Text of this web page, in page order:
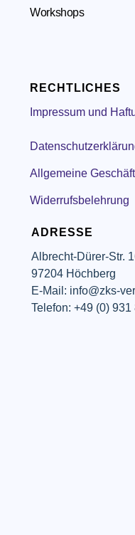
ADRESSE
Albrecht-Dürer-Str.
97204 Höchberg
E-Mail: info@zks-
Telefon: +49 (0)
RECHTLICHES
Impressum und
Allgemeine
Widerrufsbelehrung
Workshops